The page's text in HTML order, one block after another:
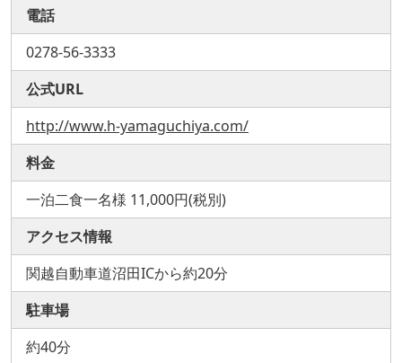
電話
0278-56-3333
公式URL
http://www.h-yamaguchiya.com/
料金
一泊二食一名様 11,000円(税別)
アクセス情報
関越自動車道沼田ICから約20分
駐車場
約40分